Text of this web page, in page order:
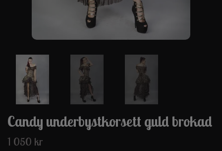
Candy underbystkorsett guld brokad
1 050 kr